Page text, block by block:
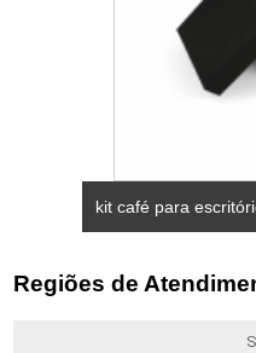
kit café para
Regiões de